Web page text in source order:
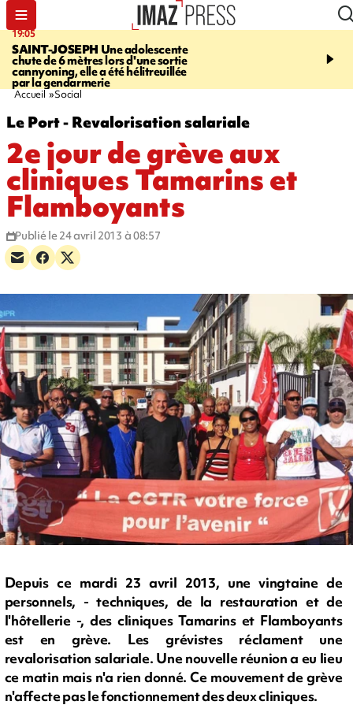
19:05
SAINT-JOSEPH Une adolescente
chute de 6 mètres lors d'une sortie
cannyoning, elle a été hélitreuillée
par la gendarmerie
20:44
rouée de coups,
Accueil Social
Le Port - Revalorisation salariale
2e jour de grève aux
cliniques Tamarins et
Flamboyants
Publié le 24 avril 2013 à 08:57
Depuis ce mardi 23 avril 2013, une vingtaine de
personnels, - techniques, de la restauration et de
l'hôtellerie -, des cliniques Tamarins et Flamboyants
est en grève. Les grévistes réclament une
revalorisation salariale. Une nouvelle réunion a eu lieu
ce matin mais n'a rien donné. Ce mouvement de grève
n'affecte pas le fonctionnement des deux cliniques.